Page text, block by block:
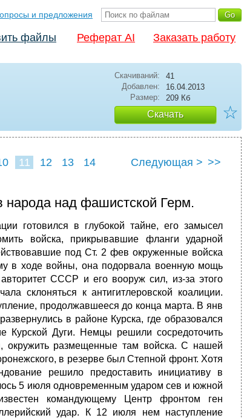
и предложения
файлы Реферат AI Заказать работу
Скачиваний:
41
Добавлен:
16.04.2013
Размер:
209 Кб
Скачать ☆
11 12 13 14 Следующая > >>
народа над фашистской Герм.
готовился в глубокой тайне, его замысел
войска, прикрывавшие фланги ударной
под Ст. 2 фев окруженные войска
в ходе войны, она подорвала военную мощь
СССР и его вооруж сил, из-за этого
склоняться к антигитлеровской коалиции.
продолжавшееся до конца марта. В янв
в районе Курска, где образовался
Курской Дуги. Немцы решили сосредоточить
окружить размещенные там войска. С нашей
в резерве был Степной фронт. Хотя
решило предоставить инициативу в
5 июля одновременным ударом сев и южной
командующему Центр фронтом ген
удар. К 12 июля нем наступление